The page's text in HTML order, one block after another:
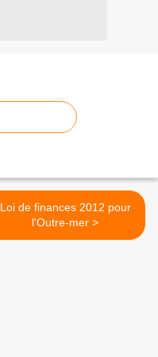
Loi de finances 2012 pour
l'Outre-mer >